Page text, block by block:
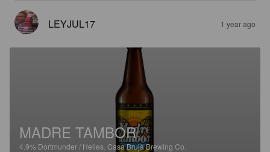
LEYJUL17 1 year ago
MADRE TAMBOR
4.9% Dortmunder / Helles. Casa Bruja Brewing Co.